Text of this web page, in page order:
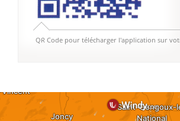
QR Code pour télécharger l'application sur